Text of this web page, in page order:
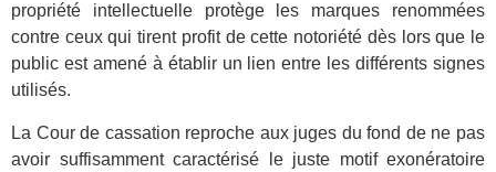
propriété intellectuelle protège les marques renommées
contre ceux qui tirent profit de cette notoriété dès lors que le
public est amené à établir un lien entre les différents signes
utilisés.
La Cour de cassation reproche aux juges du fond de ne pas
avoir suffisamment caractérisé le juste motif exonératoire